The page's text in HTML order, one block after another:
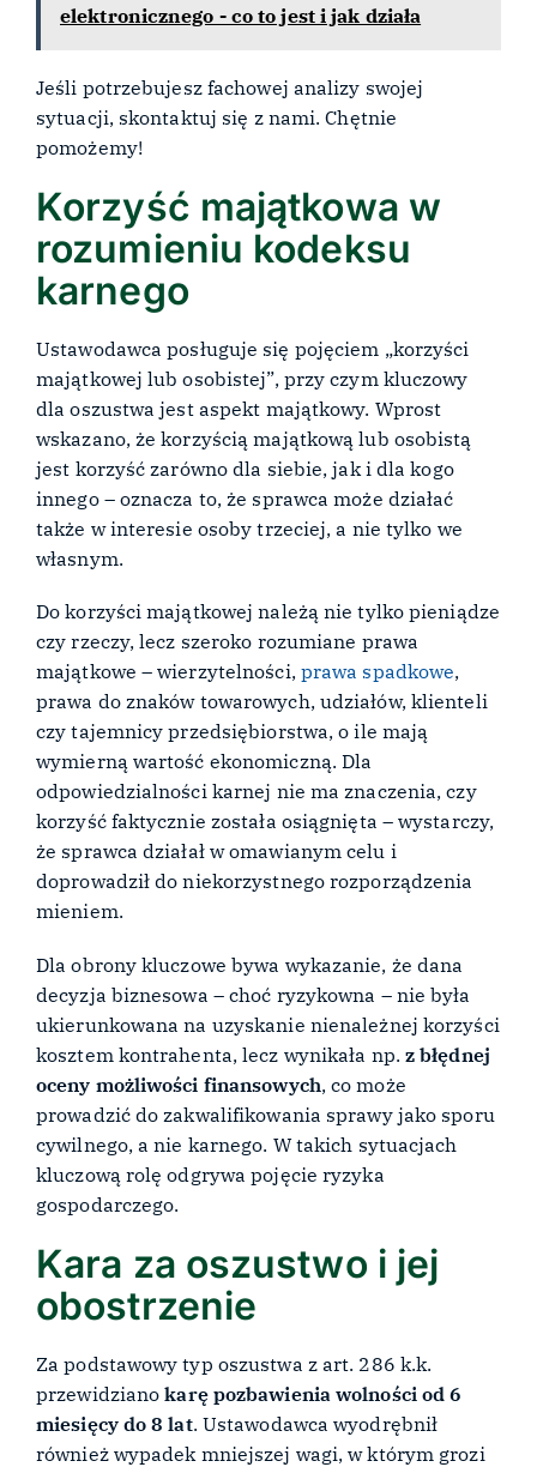
elektronicznego - co to jest i jak działa
Jeśli potrzebujesz fachowej analizy swojej
sytuacji, skontaktuj się z nami. Chętnie
pomożemy!
Korzyść majątkowa w
rozumieniu kodeksu
karnego
Ustawodawca posługuje się pojęciem „korzyści
majątkowej lub osobistej”, przy czym kluczowy
dla oszustwa jest aspekt majątkowy. Wprost
wskazano, że korzyścią majątkową lub osobistą
jest korzyść zarówno dla siebie, jak i dla kogo
innego – oznacza to, że sprawca może działać
także w interesie osoby trzeciej, a nie tylko we
własnym.
Do korzyści majątkowej należą nie tylko pieniądze
czy rzeczy, lecz szeroko rozumiane prawa
majątkowe – wierzytelności, prawa spadkowe,
prawa do znaków towarowych, udziałów, klienteli
czy tajemnicy przedsiębiorstwa, o ile mają
wymierną wartość ekonomiczną. Dla
odpowiedzialności karnej nie ma znaczenia, czy
korzyść faktycznie została osiągnięta – wystarczy,
że sprawca działał w omawianym celu i
doprowadził do niekorzystnego rozporządzenia
mieniem.
Dla obrony kluczowe bywa wykazanie, że dana
decyzja biznesowa – choć ryzykowna – nie była
ukierunkowana na uzyskanie nienależnej korzyści
kosztem kontrahenta, lecz wynikała np. z błędnej
oceny możliwości finansowych, co może
prowadzić do zakwalifikowania sprawy jako sporu
cywilnego, a nie karnego. W takich sytuacjach
kluczową rolę odgrywa pojęcie ryzyka
gospodarczego.
Kara za oszustwo i jej
obostrzenie
Za podstawowy typ oszustwa z art. 286 k.k.
przewidzianokarę pozbawienia wolności od 6
miesięcy do 8 lat. Ustawodawca wyodrębnił
również wypadek mniejszej wagi, w którym grozi